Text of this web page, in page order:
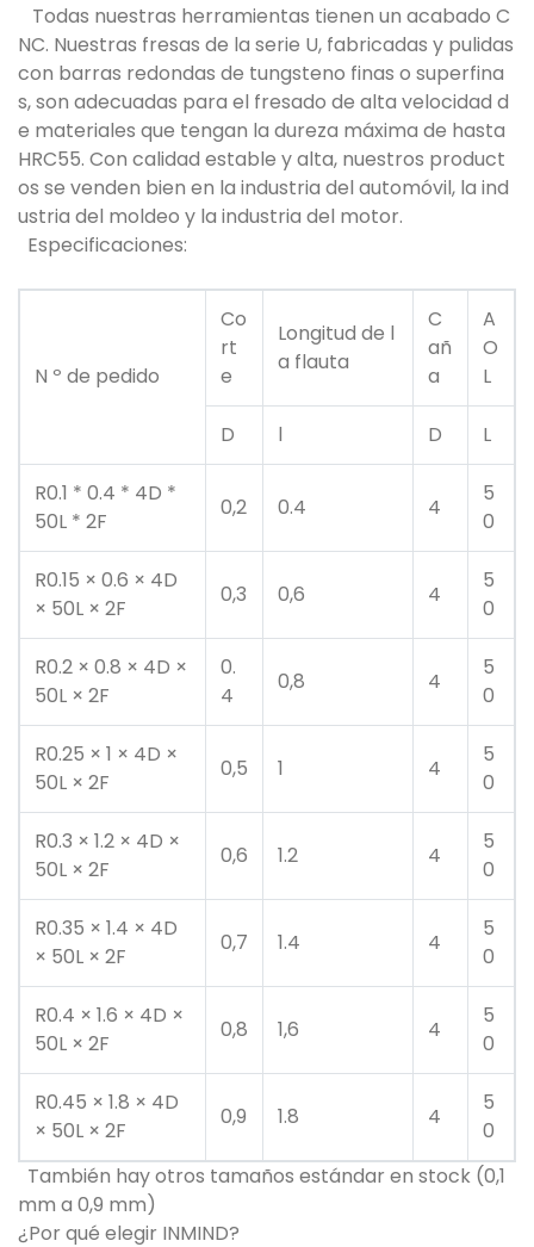
Todas nuestras herramientas tienen un acabado C
NC. Nuestras fresas de la serie U, fabricadas y pulidas
con barras redondas de tungsteno finas o superfina
s, son adecuadas para el fresado de alta velocidad d
e materiales que tengan la dureza máxima de hasta
HRC55. Con calidad estable y alta, nuestros product
os se venden bien en la industria del automóvil, la ind
ustria del moldeo y la industria del motor.
Especificaciones:
N º de pedido
Co
rt
e
Longitud de l
a flauta
C
añ
a
A
O
L
D l D L
R0.1 * 0.4 * 4D *
50L * 2F
0,2 0.4 4
5
0
R0.15 × 0.6 × 4D
× 50L × 2F
0,3 0,6 4
5
0
R0.2 × 0.8 × 4D ×
50L × 2F
0.
4
0,8 4
5
0
R0.25 × 1 × 4D ×
50L × 2F
0,5 1 4
5
0
R0.3 × 1.2 × 4D ×
50L × 2F
0,6 1.2 4
5
0
R0.35 × 1.4 × 4D
× 50L × 2F
0,7 1.4 4
5
0
R0.4 × 1.6 × 4D ×
50L × 2F
0,8 1,6 4
5
0
R0.45 × 1.8 × 4D
× 50L × 2F
0,9 1.8 4
5
0
También hay otros tamaños estándar en stock (0,1
mm a 0,9 mm)
¿Por qué elegir INMIND?